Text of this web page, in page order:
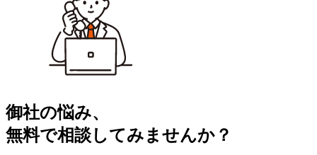
御社の​悩み、
無料で​相談してみませんか？